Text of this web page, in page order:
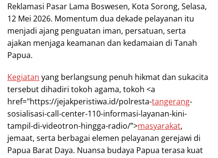
Reklamasi Pasar Lama Boswesen, Kota Sorong, Selasa,
12 Mei 2026. Momentum dua dekade pelayanan itu
menjadi ajang penguatan iman, persatuan, serta
ajakan menjaga keamanan dan kedamaian di Tanah
Papua.
Kegiatan yang berlangsung penuh hikmat dan sukacita
tersebut dihadiri tokoh agama, tokoh <a
href="https://jejakperistiwa.id/polresta-tangerang-
sosialisasi-call-center-110-informasi-layanan-kini-
tampil-di-videotron-hingga-radio/”>masyarakat,
jemaat, serta berbagai elemen pelayanan gerejawi di
Papua Barat Daya. Nuansa budaya Papua terasa kuat